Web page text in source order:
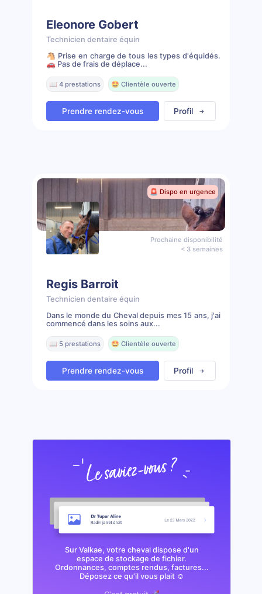
Eleonore Gobert
Technicien dentaire équin
🐴 Prise en charge de tous les types d'équidés.
🚗 Pas de frais de déplace...
📖 4 prestations 🤩 Clientèle ouverte
Prendre rendez-vous Profil
🚨 Dispo en urgence
Prochaine disponibilité
< 3 semaines
Regis Barroit
Technicien dentaire équin
Dans le monde du Cheval depuis mes 15 ans, j'ai
commencé dans les soins aux...
📖 5 prestations 🤩 Clientèle ouverte
Prendre rendez-vous Profil
Sur Valkae, votre cheval dispose d'un
espace de stockage de fichier.
Ordonnances, comptes rendus, factures...
Déposez ce qu'il vous plait ☺️